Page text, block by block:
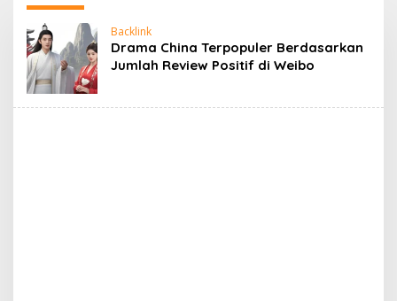
Backlink
Drama China Terpopuler Berdasarkan
Jumlah Review Positif di Weibo